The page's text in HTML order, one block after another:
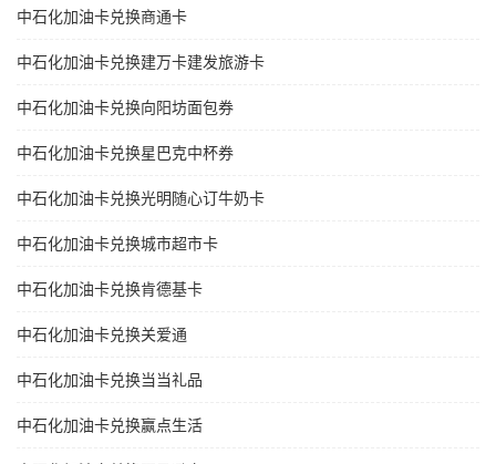
中石化加油卡兑换商通卡
中石化加油卡兑换建万卡建发旅游卡
中石化加油卡兑换向阳坊面包券
中石化加油卡兑换星巴克中杯券
中石化加油卡兑换光明随心订牛奶卡
中石化加油卡兑换城市超市卡
中石化加油卡兑换肯德基卡
中石化加油卡兑换关爱通
中石化加油卡兑换当当礼品
中石化加油卡兑换赢点生活